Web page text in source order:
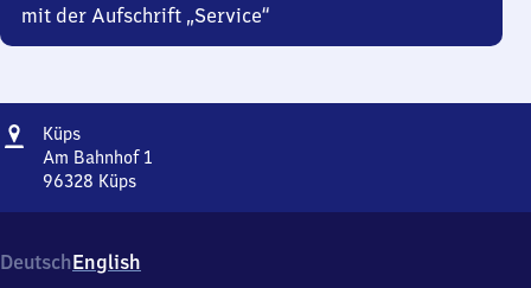
mit der Aufschrift „Service“
Adresse
KüpsKüps
Am Bahnhof 1
96328 Küps
Bahnhof
1,
DeutschEnglish